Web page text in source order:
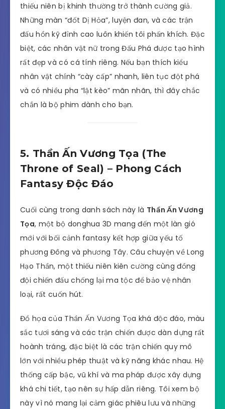
thiếu niên bị khinh thường trở thành cường giả.
Những màn “đốt Dị Hỏa”, luyện đan, và các trận
đấu hồn kỹ đỉnh cao luôn khiến tôi phấn khích. Đặc
biệt, các nhân vật nữ trong Đấu Phá được tạo hình
rất đẹp và có cá tính riêng. Nếu bạn thích kiểu
nhân vật chính “cày cấp” nhanh, liên tục đột phá
và có nhiều pha “lật kèo” mãn nhãn, thì đây chắc
chắn là bộ phim dành cho bạn.
5. Thần Ấn Vương Tọa (The
Throne of Seal) – Phong Cách
Fantasy Độc Đáo
Cuối cùng trong danh sách này là Thần Ấn Vương
Tọa, một bộ donghua 3D mang đến một làn gió
mới với bối cảnh fantasy kết hợp giữa yếu tố
phương Đông và phương Tây. Câu chuyện về Long
Hạo Thần, một thiếu niên kiên cường cùng đồng
đội chiến đấu chống lại ma tộc để bảo vệ nhân
loại, rất cuốn hút.
Đồ họa của Thần Ấn Vương Tọa khá độc đáo, màu
sắc tươi sáng và các trận chiến được dàn dựng rất
hoành tráng, đặc biệt là các trận chiến quy mô
lớn với nhiều phép thuật và kỹ năng khác nhau. Hệ
thống cấp bậc, vũ khí và ma pháp được xây dựng
khá chi tiết, tạo nên sự hấp dẫn riêng. Tôi xem bộ
này vì nó mang lại cảm giác phiêu lưu và những